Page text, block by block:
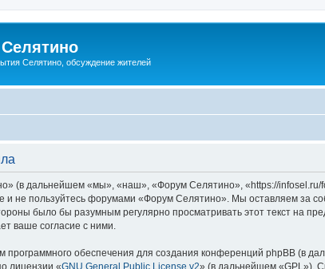
Селятино, обсуждение жителей
(в дальнейшем «мы», «наш», «Форум Селятино», «https://infosel.ru/
и не пользуйтесь форумами «Форум Селятино». Мы оставляем за
было бы разумным регулярно просматривать этот текст на
ваше согласие с ними.
обеспечения для создания конференций phpBB (в
лицензии «GNU General Public License v2» (в дальнейшем «GPL»).